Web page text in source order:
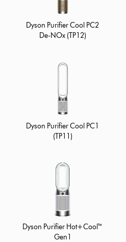
Dyson Purifier Cool PC2
De-NOx (TP12)
Dyson Purifier Cool PC1
(TP11)
Dyson Purifier Hot+Cool™
Gen1